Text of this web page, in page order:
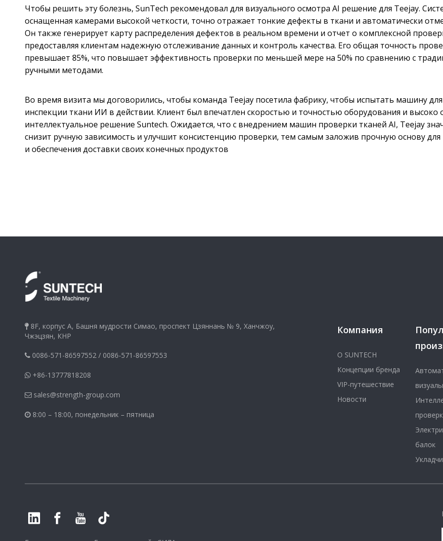
Чтобы решить эту болезнь, SunTech рекомендовал для визуального осмотра AI решение для Teejay.
оснащенная камерами высокой четкости, точно отражает тонкие дефекты в ткани и автоматически
Он также генерирует карту распределения дефектов в реальном времени и отчет о комплексной
предоставляя клиентам надежную отслеживание данных и контроль качества. Его общая точность
превышает 85%, что повышает эффективность проверки по меньшей мере на 50% по сравнению с
ручными методами.
Во время визита мы договорились, чтобы команда Teejay посетила фабрику, чтобы испытать машину для
инспекции ткани ИИ в действии. Клиент был впечатлен скоростью и точностью оборудования и высоко
интеллектуальное решение Suntech. Ожидается, что с внедрением машин проверки тканей AI, Teejay
снизит ручную зависимость и улучшит консистенцию проверки, тем самым заложив прочную основу для
и обеспечения доставки своих конечных продуктов
 8F, корпус A, Башня мудрости Симао, проспект Цзяннань № 9, Ханчжоу,
Чжэцзян, КНР
 0086-571-86597552 / 0086-571-86597553
 +86-13777818208
 sales@strength-group.com
 8:00 – 18:00, понедельник – пятница
Компания
О SUNTECH
Концепции бренда
VIP-путешествие
Новости
балок